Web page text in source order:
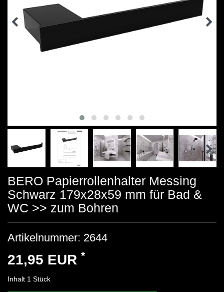
BERO Papierrollenhalter Messing
Schwarz 179x28x59 mm für Bad &
WC >> zum Bohren
Artikelnummer: 2644
21,95 EUR *
Inhalt 1 Stück